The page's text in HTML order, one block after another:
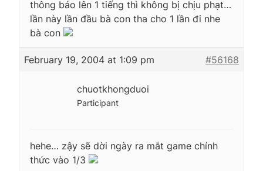
thông báo lên 1 tiếng thì không bị chịu phạt…
lần này lần đầu bà con tha cho 1 lần đi nhe
bà con
February 19, 2004 at 1:09 pm #56168
chuotkhongduoi
Participant
hehe… zậy sẽ dời ngày ra mắt game chính
thức vào 1/3